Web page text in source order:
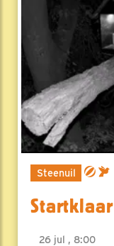
Steenuil
Startklaar
26 jul , 8:00